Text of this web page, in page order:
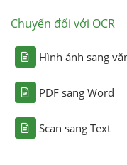
Chuyển đổi với OCR
Hình ảnh sang
PDF sang Word
Scan sang Text